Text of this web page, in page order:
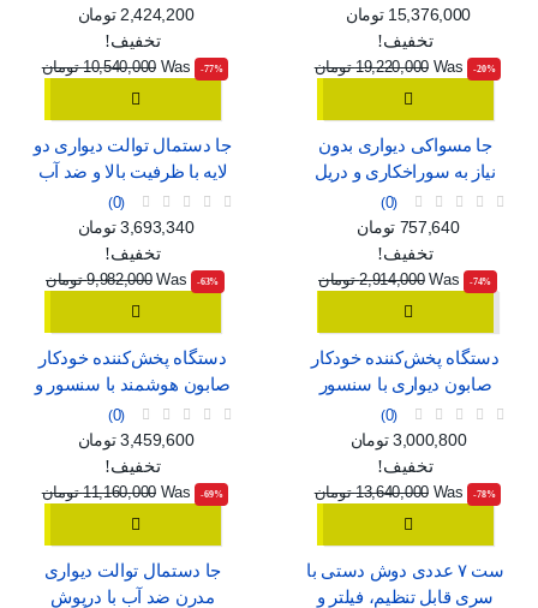
قیمت عادی
قیمت
15,376,000 تومان
تخفیف!
‎-20%
Was 19,220,000 تومان
قیمت عادی
قیمت
2,424,200 تومان
تخفیف!
‎-77%
Was 10,540,000 تومان
جا مسواکی دیواری بدون
نیاز به سوراخکاری و دریل
0
قیمت عادی
قیمت
757,640 تومان
تخفیف!
‎-74%
Was 2,914,000 تومان
جا دستمال توالت دیواری دو
لایه با ظرفیت بالا و ضد آب
0
قیمت عادی
قیمت
3,693,340 تومان
تخفیف!
‎-63%
Was 9,982,000 تومان
دستگاه پخش‌کننده خودکار
صابون دیواری با سنسور
هوشمند، قابل شارژ با USB
0
قیمت عادی
قیمت
3,000,800 تومان
تخفیف!
‎-78%
Was 13,640,000 تومان
دستگاه پخش‌کننده خودکار
صابون هوشمند با سنسور و
قابلیت تنظیم جریان
0
قیمت عادی
قیمت
3,459,600 تومان
تخفیف!
‎-69%
Was 11,160,000 تومان
ست ۷ عددی دوش دستی با
سری قابل تنظیم، فیلتر و
جا دستمال توالت دیواری
مدرن ضد آب با درپوش